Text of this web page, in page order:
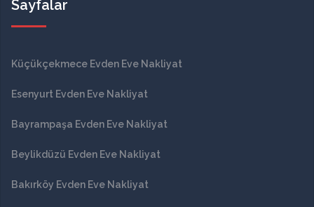
Sayfalar
Küçükçekmece Evden Eve Nakliyat
Esenyurt Evden Eve Nakliyat
Bayrampaşa Evden Eve Nakliyat
Beylikdüzü Evden Eve Nakliyat
Bakırköy Evden Eve Nakliyat